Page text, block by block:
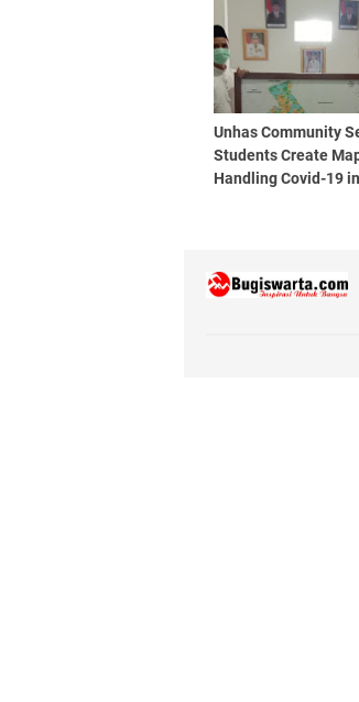
Unhas Community
Students Create
Handling Covid-19 in